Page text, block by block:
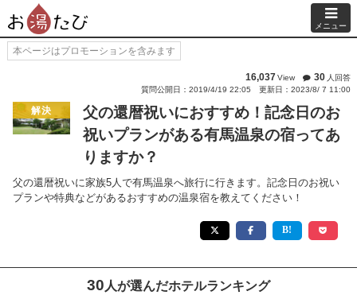
メニュー
本ページはプロモーションを含みます
16,037View 30 人回答
質問公開日：2019/4/19 22:05
更新日：2023/8/ 7 11:00
解決
父の還暦祝いにおすすめ！記念日のお
祝いプランがある有馬温泉の宿ってあ
りますか？
父の還暦祝いに家族5人で有馬温泉へ旅行に行きます。記念日のお祝い
プランや特典などがあるおすすめの温泉宿を教えてください！
30 人が選んだホテルランキング